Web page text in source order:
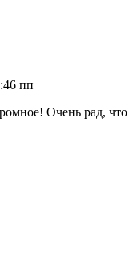
пп
Очень рад, что